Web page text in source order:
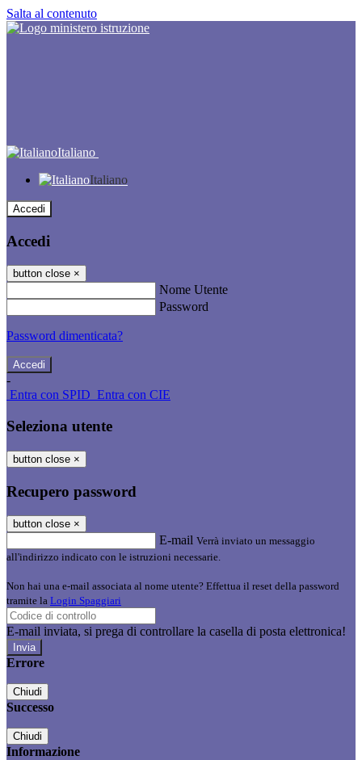
Salta al contenuto
Italiano
Italiano
Accedi
Accedi
button close ×
Nome Utente
Password
Password dimenticata?
-
Entra con SPID Entra con CIE
Seleziona utente
button close ×
Recupero password
button close ×
E-mail Verrà inviato un messaggio
all'indirizzo indicato con le istruzioni necessarie.
Non hai una e-mail associata al nome utente? Effettua il reset della password
tramite la Login Spaggiari
E-mail inviata, si prega di controllare la casella di posta elettronica!
Errore
Chiudi
Successo
Chiudi
Informazione